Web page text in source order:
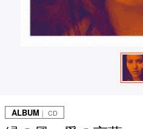
ALBUM ｜ CD